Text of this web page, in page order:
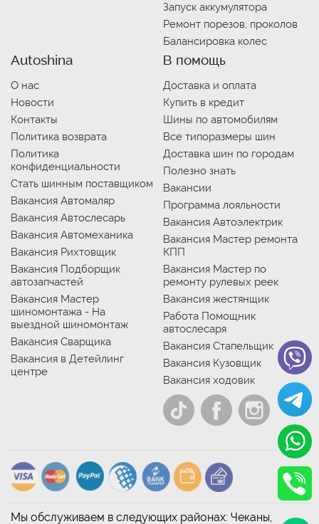
Запуск аккумулятора
Ремонт порезов, проколов
Балансировка колес
Autoshina
О нас
Новости
Контакты
Политика возврата
Политика
конфиденциальности
Стать шинным поставщиком
Вакансия Автомаляр
Вакансия Автослесарь
Вакансия Автомеханика
Вакансия Рихтовщик
Вакансия Подборщик
автозапчастей
Вакансия Мастер
шиномонтажа - На
выездной шиномонтаж
Вакансия Сварщика
Вакансия в Детейлинг
центре
В помощь
Доставка и оплата
Купить в кредит
Шины по автомобилям
Все типоразмеры шин
Доставка шин по городам
Полезно знать
Вакансии
Программа лояльности
Вакансия Автоэлектрик
Вакансия Мастер ремонта
КПП
Вакансия Мастер по
ремонту рулевых реек
Вакансия жестянщик
Работа Помощник
автослесаря
Вакансия Стапельщик
Вакансия Кузовщик
Вакансия ходовик
Мы обслуживаем в следующих районах: Чеканы,